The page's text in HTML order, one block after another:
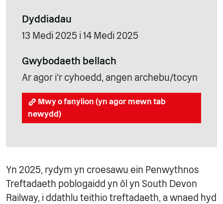
Dyddiadau
13 Medi 2025 i 14 Medi 2025
Gwybodaeth bellach
Ar agor i'r cyhoedd, angen archebu/tocyn
Mwy o fanylion (yn agor mewn tab
newydd)
Yn 2025, rydym yn croesawu ein Penwythnos
Treftadaeth poblogaidd yn ôl yn South Devon
Railway, i ddathlu teithio treftadaeth, a wnaed hyd